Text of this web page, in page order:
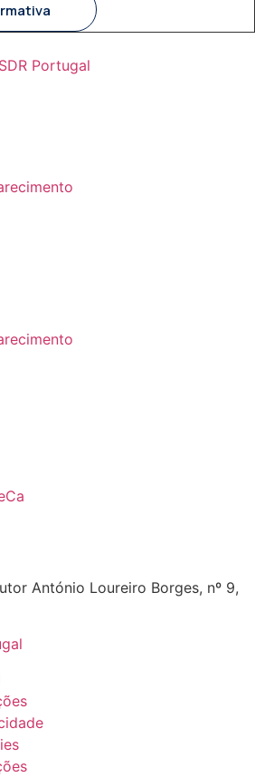
Portugal
António Loureiro Borges, nº 9,